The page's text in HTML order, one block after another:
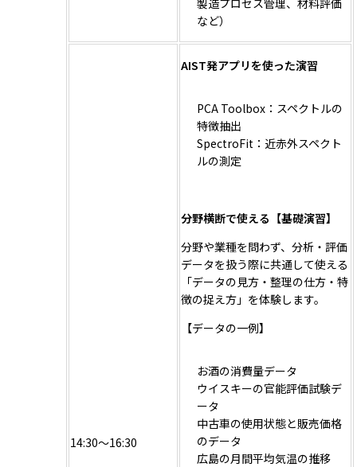
など）
14:30～16:30
AIST発アプリを使った演習
PCA Toolbox：スペクトルの
特徴抽出
SpectroFit：近赤外スペクト
ルの測定
分野横断で使える【基礎演習】
分野や業種を問わず、分析・評価
データを扱う際に共通して使える
「データの見方・整理の仕方・特
徴の捉え方」を体験します。
【データの一例】
お酒の消費量データ
ウイスキーの官能評価試験デ
ータ
中古車の使用状態と販売価格
のデータ
広島の月間平均気温の推移